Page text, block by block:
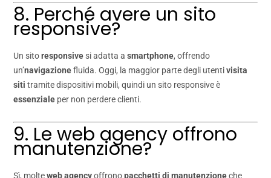
8. Perché avere un sito
responsive?
Un sitoresponsive si adatta asmartphone, offrendo
un’navigazionefluida. Oggi, la maggior parte degli utentivisita
siti tramite dispositivi mobili, quindi un sito responsive è
essenziale per non perdere clienti.
9. Le web agency offrono
manutenzione?
Sì, molteweb agencyoffronopacchetti di manutenzioneche